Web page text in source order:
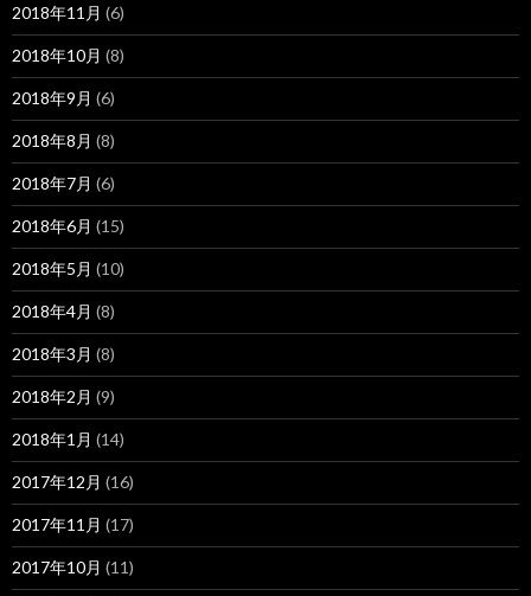
2018年11月 (6)
2018年10月 (8)
2018年9月 (6)
2018年8月 (8)
2018年7月 (6)
2018年6月 (15)
2018年5月 (10)
2018年4月 (8)
2018年3月 (8)
2018年2月 (9)
2018年1月 (14)
2017年12月 (16)
2017年11月 (17)
2017年10月 (11)